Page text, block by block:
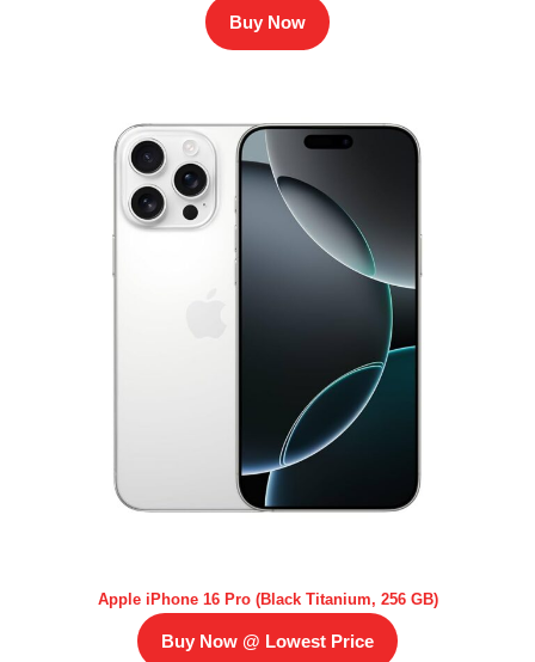
Buy Now
Apple iPhone 16 Pro (Black Titanium, 256 GB)
Buy Now @ Lowest Price